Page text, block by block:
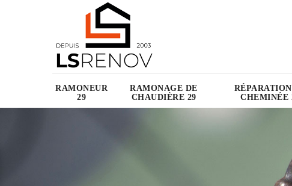
RAMONEUR
29
RAMONAGE DE
CHAUDIÈRE 29
CHEMINÉE